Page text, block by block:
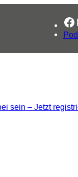
sein – Jetzt